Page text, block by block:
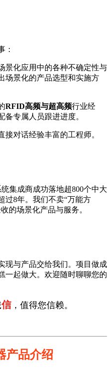
：
景化应用中的各种不确定性与
场景化的产品选型和实施方
RFID高频与超高频行业经
专属人员跟进进度。
接对话经验丰富的工程师。
集成商成功落地超800个中大
过8年。我们不卖“万能方
的场景化产品与服务。
现与产品交给我们。项目做成
一起做大。欢迎随时聊聊您的
信，值得您信赖。
产品介绍